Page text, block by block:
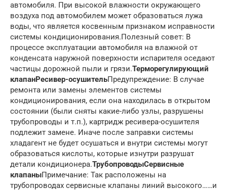
автомобиля. При высокой влажности окружающего
воздуха под автомобилем может образоваться лужа
воды, что является косвенным признаком исправности
системы кондиционирования.Полезный совет: В
процессе эксплуатации автомобиля на влажной от
конденсата наружной поверхности испарителя оседают
частицы дорожной пыли и грязи.Терморегулирующий
клапанРесивер-осушительПредупреждение: В случае
ремонта или замены элементов системы
кондиционирования, если она находилась в открытом
состоянии (были сняты какие-либо узлы, разрушены
трубопроводы и т.п.), картридж ресивера-осушителя
подлежит замене. Иначе после заправки системы
хладагент не будет осушаться и внутри системы могут
образоваться кислоты, которые изнутри разрушат
детали кондиционера.ТрубопроводыСервисные
клапаныПримечание: Так расположены на
трубопроводах сервисные клапаны линий высокого……и